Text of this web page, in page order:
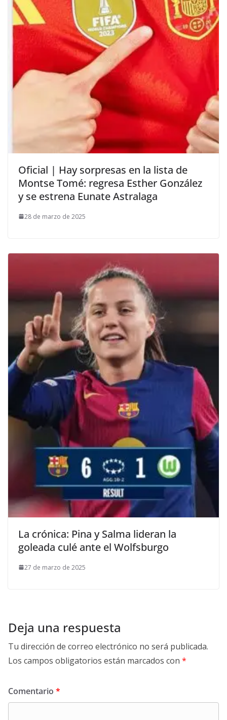
Oficial | Hay sorpresas en la lista de
Montse Tomé: regresa Esther González
y se estrena Eunate Astralaga
28 de marzo de 2025
La crónica: Pina y Salma lideran la
goleada culé ante el Wolfsburgo
27 de marzo de 2025
Deja una respuesta
Tu dirección de correo electrónico no será publicada.
Los campos obligatorios están marcados con *
Comentario *